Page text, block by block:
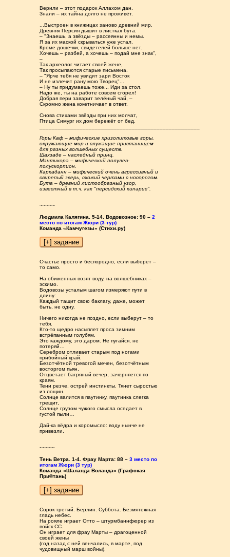
Верили – этот подарок Аллахом дан.
Знали – их тайна долго не проживёт.
...Выстроен в книжицах заново древний мир,
Древняя Персия дышит в листках бута.
– "Знаешь, а звёзды – рассеянны и немы.
Я за их маской скрываться уже устал.
Кроме дощечки, свидетелей больше нет.
Хочешь – разбей, а хочешь – подай мне знак",
–
Так археолог читает своей жене,
Так просыпаются старые письмена.
– "Ярче тебя не увидит зари Восток
И не излечит рану мою Творец"...
– Ну ты придумаешь тоже... Иди за стол.
Надо же, ты на работе совсем сгорел!
Добрая пери заварит зелёный чай, –
Скромно жена кокетничает в ответ.
Снова стихами звёзды при них молчат,
Птица Симург их дом бережёт от бед.
Горы Каф – мифические хризолитовые горы,
окружающие мир и служащие пристанищем
для разных волшебных существ.
Шахзаде – наследный принц.
Мантикора – мифический полулев-
полускорпион.
Каркаданн – мифический очень агрессивный и
свирепый зверь, схожий чертами с носорогом.
Бута – древний листообразный узор,
известный в т.ч. как "персидский кипарис".
~~~~~
Людмила Калягина. 5-14. Водовозное: 90 –2
место по итогам Жюри (3 тур)
Команда «Камчугезы» (Стихи.ру)
Счастье просто и беспородно, если выберет –
то само.
На обиженных возят воду, на волшебниках –
эскимо.
Водовозы усталым шагом измеряют пути в
длину:
Каждый тащит свою баклагу, даже, может
быть, не одну.
Ничего никогда не поздно, если выберут – то
тебя.
Кто-то щедро насыплет проса зимним
встрёпанным голубям.
Это каждому, это даром. Не пугайся, не
потеряй…
Серебром отливает старым под ногами
прибойный край.
Безотчётной тревогой мечен, безотчётным
восторгом пьян,
Отцветает багряный вечер, зачерняется по
краям.
Тени резче, острей инстинкты. Тянет сыростью
из лощин.
Солнце валится в паутинку, паутинка слегка
трещит,
Солнце грузом чужого смысла оседает в
густой пыли…
Дай-ка вёдра и коромысло: воду нынче не
привезли.
~~~~~
Тень Ветра. 1-4. Фрау Марта: 88 –3 место по
итогам Жюри (3 тур)
Команда «Шаланда Воланда» (Графская
При©тань)
Сорок третий. Берлин. Суббота. Безмятежная
гладь небес.
На рояле играет Отто – штурмбаннфюрер из
войск СС.
Он играет для фрау Марты – драгоценной
своей жены
(год назад с ней венчались, в марте, под
чудовищный марш войны).